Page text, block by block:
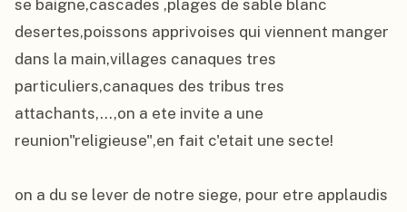
se baigne,cascades ,plages de sable blanc
desertes,poissons apprivoises qui viennent manger
dans la main,villages canaques tres
particuliers,canaques des tribus tres
attachants,...,on a ete invite a une
reunion"religieuse",en fait c'etait une secte!
on a du se lever de notre siege, pour etre applaudis